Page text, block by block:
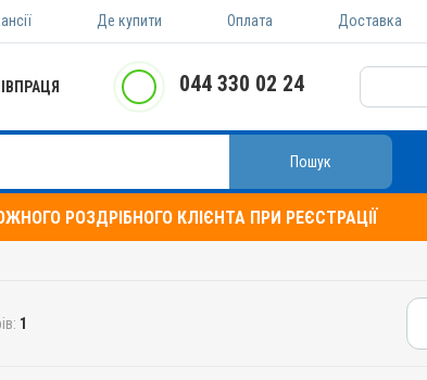
Де купити Оплата Доставка
044 330 02 24
Пошук
РОЗДРІБНОГО КЛІЄНТА ПРИ РЕЄСТРАЦІЇ
1